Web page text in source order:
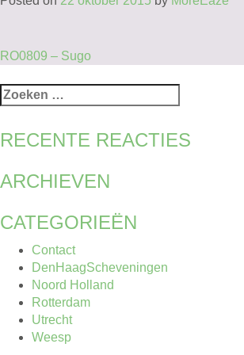
BERICHT
NAVIGATIE
RO0809 – Sugo
Zoeken
naar:
RECENTE REACTIES
ARCHIEVEN
CATEGORIEËN
Contact
DenHaagScheveningen
Noord Holland
Rotterdam
Utrecht
Weesp